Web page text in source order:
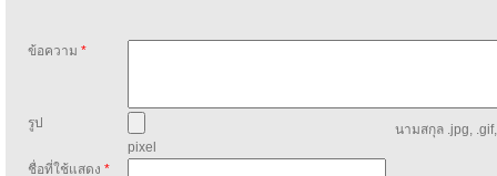
ข้อความ *
รูป
นามสกุล .jpg,
pixel
ชื่อที่ใช้แสดง *